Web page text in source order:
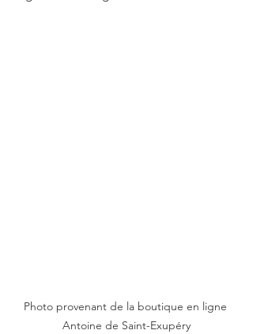
Photo provenant de la boutique en ligne
Antoine de Saint-Exupéry